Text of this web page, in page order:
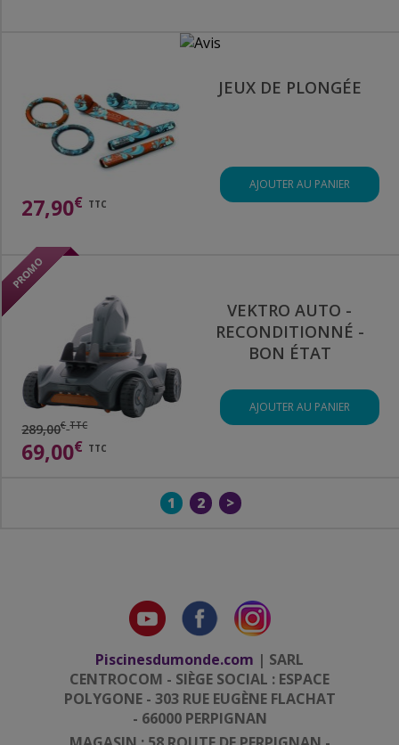
JEUX DE PLONGÉE
27,90€ TTC
AJOUTER AU PANIER
VEKTRO AUTO -
RECONDITIONNÉ -
BON ÉTAT
289,00€ TTC
69,00€ TTC
AJOUTER AU PANIER
1 2 >
Piscinesdumonde.com | SARL
CENTROCOM - SIÈGE SOCIAL : ESPACE
POLYGONE - 303 RUE EUGÈNE FLACHAT
- 66000 PERPIGNAN